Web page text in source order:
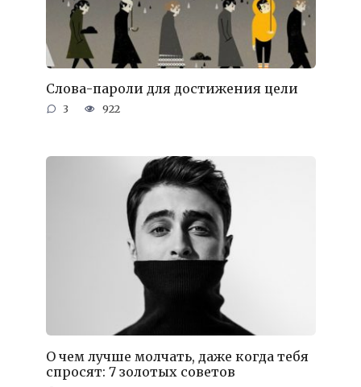
Слова-пароли для достижения цели
3 922
О чем лучше молчать, даже когда тебя
спросят: 7 золотых советов